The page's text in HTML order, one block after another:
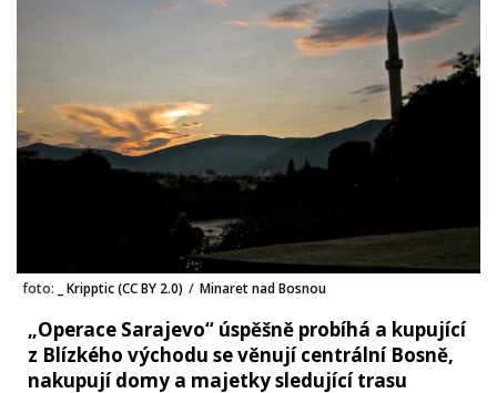
foto: _ Kripptic (CC BY 2.0) / Minaret nad Bosnou
„Operace Sarajevo“ úspěšně probíhá a kupující
z Blízkého východu se věnují centrální Bosně,
nakupují domy a majetky sledující trasu